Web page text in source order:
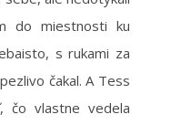
do miestnosti ku
s rukami za
čakal. A Tess
čo vlastne vedela